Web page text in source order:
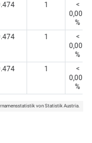
1
<
0,005
%
1
<
0,005
%
1
<
0,005
%
von Statistik Austria.